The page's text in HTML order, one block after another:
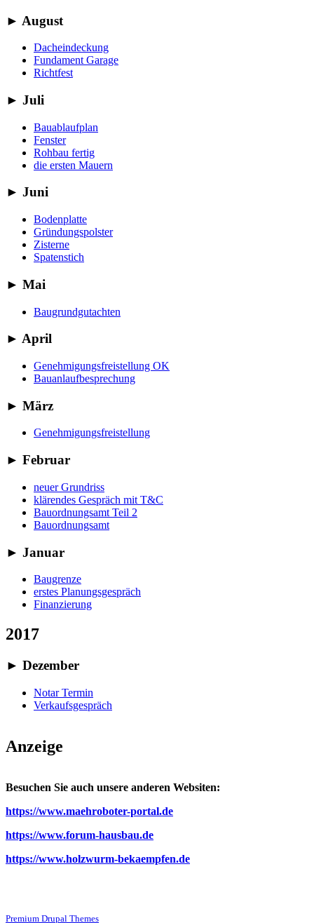
► August
Dacheindeckung
Fundament Garage
Richtfest
► Juli
Bauablaufplan
Fenster
Rohbau fertig
die ersten Mauern
► Juni
Bodenplatte
Gründungspolster
Zisterne
Spatenstich
► Mai
Baugrundgutachten
► April
Genehmigungsfreistellung OK
Bauanlaufbesprechung
► März
Genehmigungsfreistellung
► Februar
neuer Grundriss
klärendes Gespräch mit T&C
Bauordnungsamt Teil 2
Bauordnungsamt
► Januar
Baugrenze
erstes Planungsgespräch
Finanzierung
2017
► Dezember
Notar Termin
Verkaufsgespräch
Anzeige
Besuchen Sie auch unsere anderen Websiten:
https://www.maehroboter-portal.de
https://www.forum-hausbau.de
https://www.holzwurm-bekaempfen.de
Premium Drupal Themes